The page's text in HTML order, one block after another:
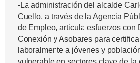
-La administración del alcalde
Cuello, a través de la Agencia
de Empleo, articula esfuerzos con
Conexión y Asobares para
laboralmente a jóvenes y
vulnerable en sectores clave de la